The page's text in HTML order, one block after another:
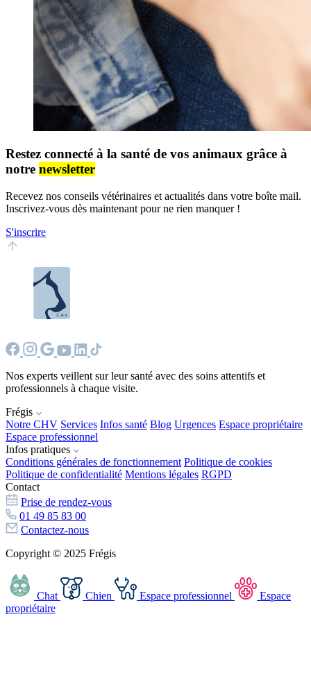
Restez connecté à la santé de vos animaux grâce à
notre newsletter
Recevez nos conseils vétérinaires et actualités dans votre boîte mail.
Inscrivez-vous dès maintenant pour ne rien manquer !
S'inscrire
Nos experts veillent sur leur santé avec des soins attentifs et
professionnels à chaque visite.
Frégis
Notre CHV Services Infos santé Blog Urgences Espace propriétaire
Espace professionnel
Infos pratiques
Conditions générales de fonctionnement Politique de cookies
Politique de confidentialité Mentions légales RGPD
Contact
Prise de rendez-vous
01 49 85 83 00
Contactez-nous
Copyright © 2025 Frégis
Chat Chien Espace professionnel
Espace
propriétaire